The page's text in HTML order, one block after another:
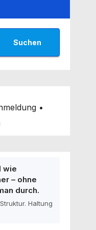
Suchen
•
wie
– ohne
durch.
Haltung